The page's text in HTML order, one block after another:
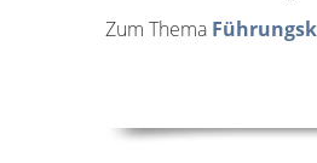
Zum Thema